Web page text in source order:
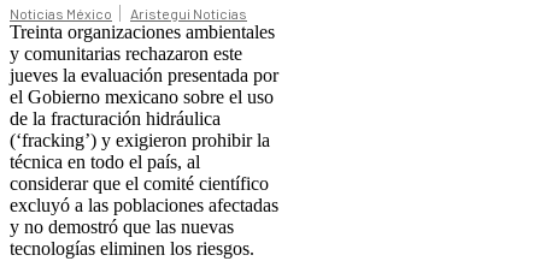
Noticias México Aristegui Noticias
Treinta organizaciones ambientales
y comunitarias rechazaron este
jueves la evaluación presentada por
el Gobierno mexicano sobre el uso
de la fracturación hidráulica
(‘fracking’) y exigieron prohibir la
técnica en todo el país, al
considerar que el comité científico
excluyó a las poblaciones afectadas
y no demostró que las nuevas
tecnologías eliminen los riesgos.